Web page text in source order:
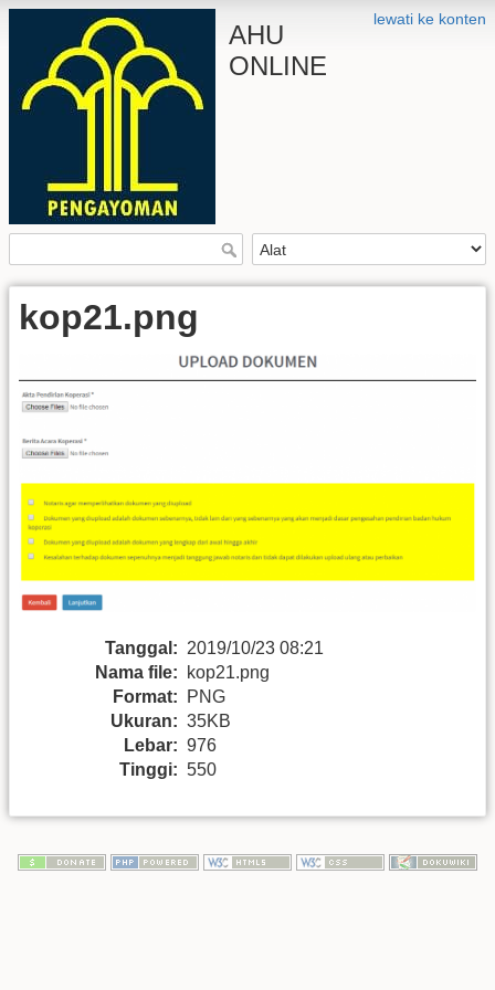
lewati ke konten
AHU
ONLINE
kop21.png
Tanggal: 2019/10/23 08:21
Nama file:
kop21.png
Format:
PNG
Ukuran: 35KB
Lebar: 976
Tinggi: 550